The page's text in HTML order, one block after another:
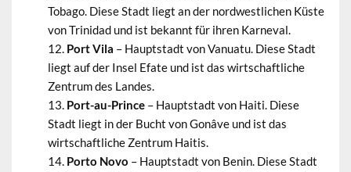
Tobago. Diese Stadt liegt an der nordwestlichen Küste
von Trinidad und ist bekannt für ihren Karneval.
Port Vila – Hauptstadt von Vanuatu. Diese Stadt
liegt auf der Insel Efate und ist das wirtschaftliche
Zentrum des Landes.
Port-au-Prince– Hauptstadt von Haiti. Diese
Stadt liegt in der Bucht von Gonâve und ist das
wirtschaftliche Zentrum Haitis.
Porto Novo – Hauptstadt von Benin. Diese Stadt